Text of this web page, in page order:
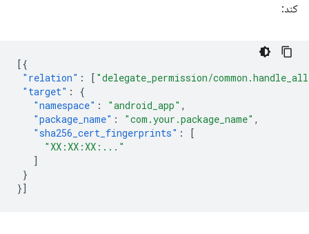
کند:
[{
"relation" : [ "delegate_permission/
"target" :
{
"namespace" : "android_app" ,
"package_name" : "com.your.package_name" ,
"sha256_cert_fingerprints" :
[
"XX:XX:XX:..."
]
}
}]